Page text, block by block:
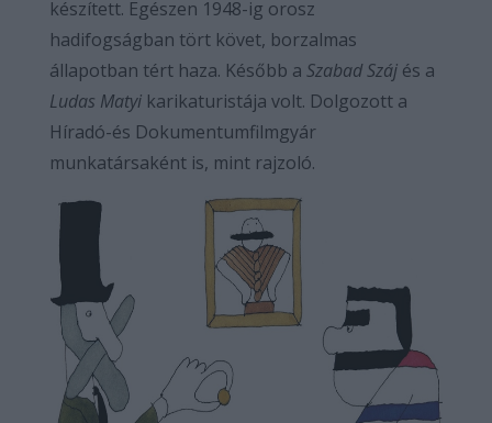
készített. Egészen 1948-ig orosz
hadifogságban tört követ, borzalmas
állapotban tért haza. Később a Szabad Száj és a
Ludas Matyi karikaturistája volt. Dolgozott a
Híradó-és Dokumentumfilmgyár
munkatársaként is, mint rajzoló.